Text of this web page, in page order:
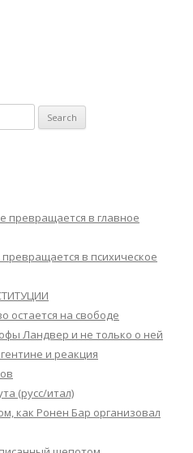
превращается в главное
в психическое
остается на свободе
Ландвер и не только о ней
и реакция
(русс/итал)
как Ронен Бар организовал